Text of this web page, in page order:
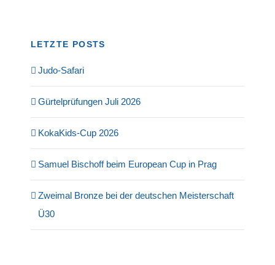
LETZTE POSTS
Judo-Safari
Gürtelprüfungen Juli 2026
KokaKids-Cup 2026
Samuel Bischoff beim European Cup in Prag
Zweimal Bronze bei der deutschen Meisterschaft
Ü30